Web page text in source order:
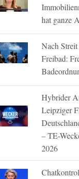
hat ganze
Nach
Freibad:
Hybrider
Leipziger
– TE-
2026